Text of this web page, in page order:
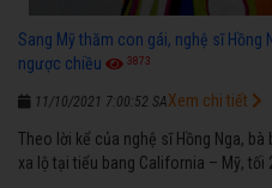
Sang Mỹ thăm con gái, nghệ sĩ Hồng
ngược chiều
3873
11/10/2021 7:00:52 SA
Theo lời kể của nghệ sĩ Hồng Nga,
xa lộ tại tiểu bang California – Mỹ, tối
Xem chi tiết